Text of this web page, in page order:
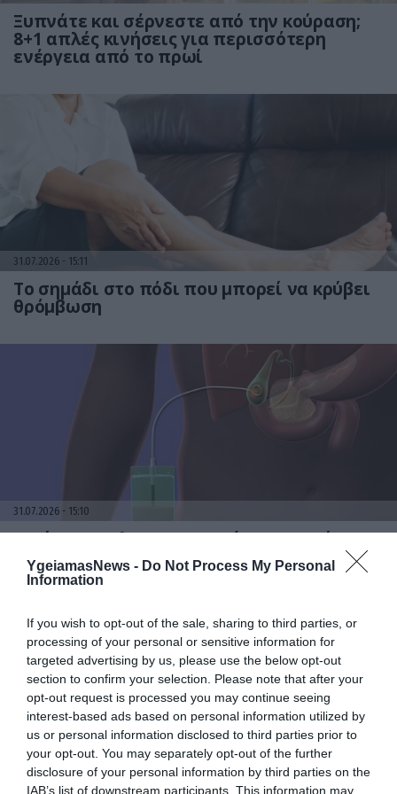
YgeiamasNews - Do Not Process My Personal
Information
If you wish to opt-out of the sale, sharing to third parties, or
processing of your personal or sensitive information for
targeted advertising by us, please use the below opt-out
section to confirm your selection. Please note that after your
opt-out request is processed you may continue seeing
interest-based ads based on personal information utilized by
us or personal information disclosed to third parties prior to
your opt-out. You may separately opt-out of the further
disclosure of your personal information by third parties on the
IAB’s list of downstream participants. This information may
Ξυπνάτε και σέρνεστε από την κούραση;
8+1 απλές κινήσεις για περισσότερη
ενέργεια από το πρωί
31.07.2026 15:11
Το σημάδι στο πόδι που μπορεί να κρύβει
θρόμβωση
31.07.2026 15:10
Τι είναι η χολοκυστεκτομή στην οποία
υποβλήθηκε ο Μ.Χατζηγιάννης: Tα
συμπτώματα που οδηγούν στην επέμβαση
31.07.2026 15:06